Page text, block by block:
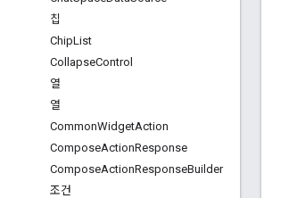
칩
ChipList
CollapseControl
열
열
CommonWidgetAction
ComposeActionResponse
ComposeActionResponseBuilder
조건